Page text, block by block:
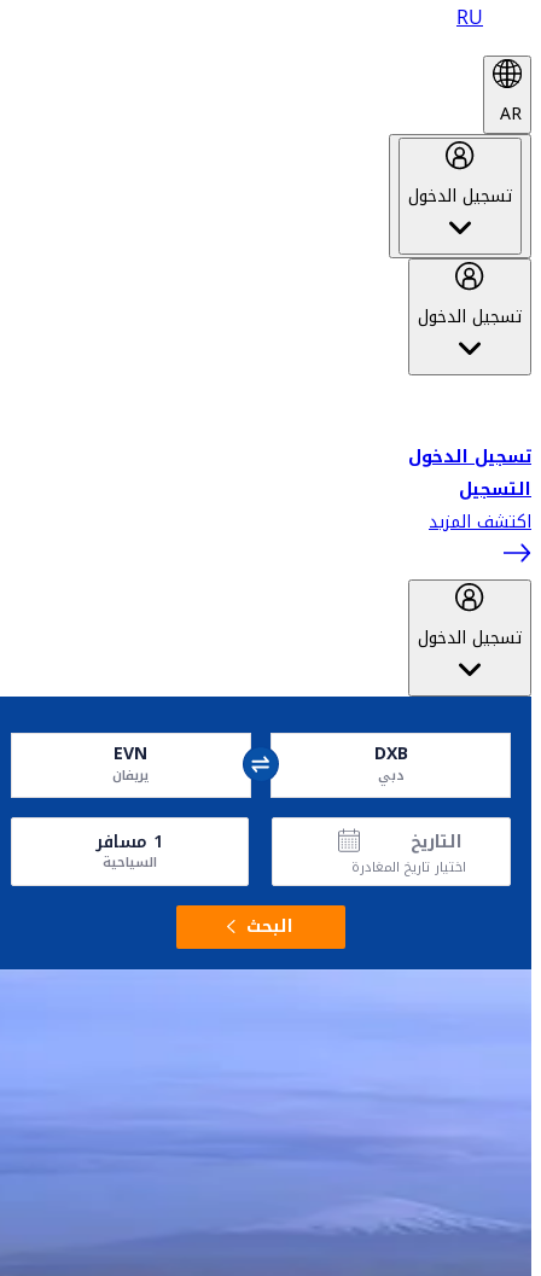
RU
AR
تسجيل الدخول
تسجيل الدخول
تسجيل الدخول
التسجيل
اكتشف المزيد
تسجيل الدخول
DXB
دبي
EVN
يريفان
التاريخ
اختيار تاريخ المغادرة
1 مسافر
السياحية
البحث